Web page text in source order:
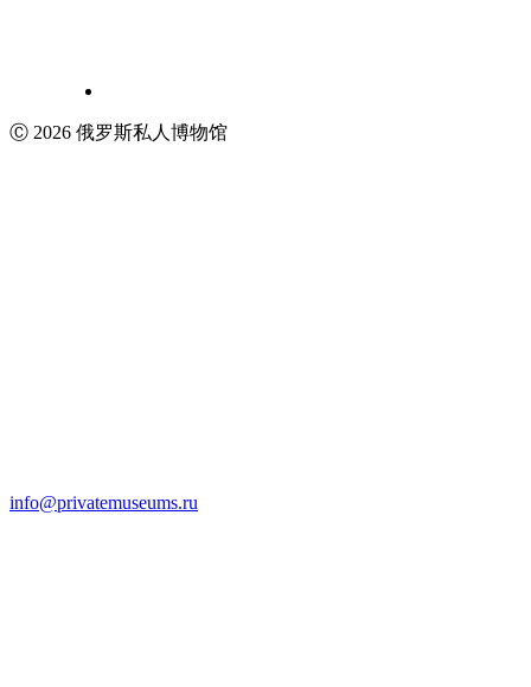
Ⓒ 2026 俄罗斯私人博物馆
info@privatemuseums.ru